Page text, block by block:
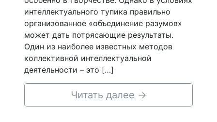
интеллектуального тупика правильно
организованное «объединение разумов»
может дать потрясающие результаты.
Один из наиболее известных методов
коллективной интеллектуальной
деятельности – это […]
Читать далее →